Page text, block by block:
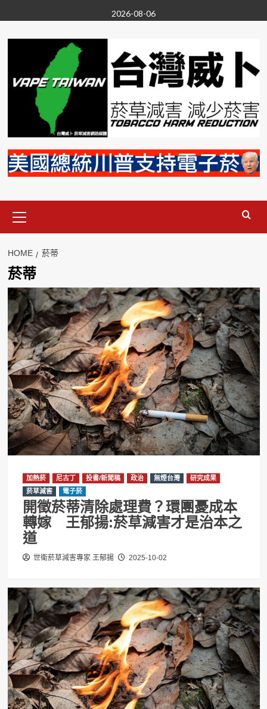
to
content
2026-08-06
Menu
HOME 菸蒂
菸蒂
加熱菸 尼古丁 投書/新聞稿 政治 無煙台灣
研究成果
菸草減害
電子菸
開徵菸蒂清除處理費？環團憂成本
轉嫁 王郁揚:菸草減害才是治本之
道
世衛菸草減害專家 王郁揚 2025-10-02